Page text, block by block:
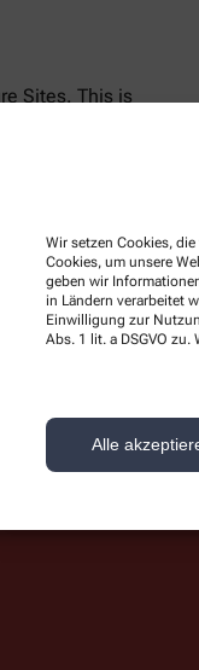
Wir setzen Cookies,
Cookies, um unsere
geben wir
in Ländern verarbeitet
Einwilligung zur
Abs. 1 lit. a DSGVO
Alle
Sites. This is
start writing!